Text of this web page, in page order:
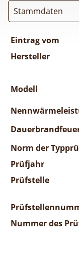
Stammdaten
Eintrag vom
Hersteller
Modell
Norm der
Prüfjahr
Prüfstelle
Nummer des